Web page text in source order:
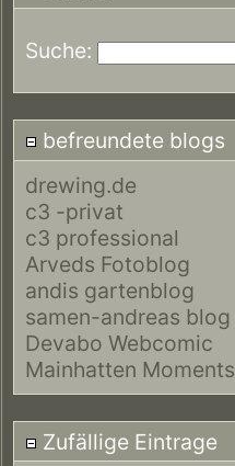
Suche:
befreundete blogs
drewing.de
c3 -privat
c3 professional
Arveds Fotoblog
andis gartenblog
samen-andreas blog
Devabo Webcomic
Mainhatten Moments
Zufällige Eintrage